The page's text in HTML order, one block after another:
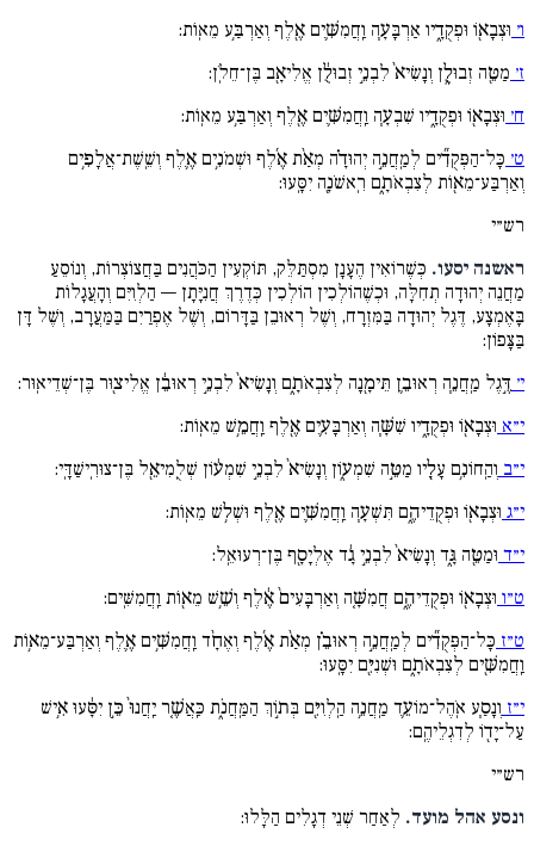
ו׳ וּצְבָא֖וֹ וּפְקֻדָ֑יו אַרְבָּעָ֧ה וַֽחֲמִשִּׁ֛ים אֶ֖לֶף וְאַרְבַּ֥ע מֵאֽוֹת:
ז׳ מַטֵּ֖ה זְבוּלֻ֑ן וְנָשִׂיא֙ לִבְנֵ֣י זְבוּלֻ֔ן אֱלִיאָ֖ב בֶּן־חֵלֹֽן:
ח׳ וּצְבָא֖וֹ וּפְקֻדָ֑יו שִׁבְעָ֧ה וַֽחֲמִשִּׁ֛ים אֶ֖לֶף וְאַרְבַּ֥ע מֵאֽוֹת:
ט׳ כָּל־הַפְּקֻדִ֞ים לְמַֽחֲנֵ֣ה יְהוּדָ֗ה מְאַ֨ת אֶ֜לֶף וּשְׁמֹנִ֥ים אֶ֛לֶף וְשֵֽׁשֶׁת־אֲלָפִ֥ים
וְאַרְבַּע־מֵא֖וֹת לְצִבְאֹתָ֑ם רִֽאשֹׁנָ֖ה יִסָּֽעוּ:
רש״י
ראשנה יסעו. כְּשֶׁרוֹאִין הֶעָנָן מִסְתַּלֵּק, תּוֹקְעִין הַכֹּהֲנִים בַּחֲצוֹצְרוֹת, וְנוֹסֵעַ
מַחֲנֵה יְהוּדָה תְחִלָּה, וּכְשֶׁהוֹלְכִין הוֹלְכִין כְּדֶרֶךְ חֲנִיָּתָן — הַלְוִיִּם וְהָעֲגָלוֹת
בָּאֶמְצָע, דֶּגֶל יְהוּדָה בַּמִּזְרָח, וְשֶׁל רְאוּבֵן בַּדָּרוֹם, וְשֶׁל אֶפְרַיִם בַּמַּעֲרָב, וְשֶׁל דָּן
בַּצָּפוֹן:
י׳ דֶּ֣גֶל מַֽחֲנֵ֧ה רְאוּבֵ֛ן תֵּימָ֖נָה לְצִבְאֹתָ֑ם וְנָשִׂיא֙ לִבְנֵ֣י רְאוּבֵ֔ן אֱלִיצ֖וּר בֶּן־שְׁדֵיאֽוּר:
י״א וּצְבָא֖וֹ וּפְקֻדָ֑יו שִׁשָּׁ֧ה וְאַרְבָּעִ֛ים אֶ֖לֶף וַֽחֲמֵ֥שׁ מֵאֽוֹת:
י״ב וְהַֽחוֹנִ֥ם עָלָ֖יו מַטֵּ֣ה שִׁמְע֑וֹן וְנָשִׂיא֙ לִבְנֵ֣י שִׁמְע֔וֹן שְׁלֻֽמִיאֵ֖ל בֶּן־צוּרִֽישַׁדָּֽי:
י״ג וּצְבָא֖וֹ וּפְקֻֽדֵיהֶ֑ם תִּשְׁעָ֧ה וַֽחֲמִשִּׁ֛ים אֶ֖לֶף וּשְׁל֥שׁ מֵאֽוֹת:
י״ד וּמַטֵּ֖ה גָּ֑ד וְנָשִׂיא֙ לִבְנֵ֣י גָ֔ד אֶלְיָסָ֖ף בֶּן־רְעוּאֵֽל:
ט״ו וּצְבָא֖וֹ וּפְקֻֽדֵיהֶ֑ם חֲמִשָּׁ֤ה וְאַרְבָּעִים֙ אֶ֔לֶף וְשֵׁ֥שׁ מֵא֖וֹת וַֽחֲמִשִּֽׁים:
ט״ז כָּל־הַפְּקֻדִ֞ים לְמַֽחֲנֵ֣ה רְאוּבֵ֗ן מְאַ֨ת אֶ֜לֶף וְאֶחָ֨ד וַֽחֲמִשִּׁ֥ים אֶ֛לֶף וְאַרְבַּע־מֵא֥וֹת
וַֽחֲמִשִּׁ֖ים לְצִבְאֹתָ֑ם וּשְׁנִיִּ֖ם יִסָּֽעוּ:
י״ז וְנָסַ֧ע אֹֽהֶל־מוֹעֵ֛ד מַֽחֲנֵ֥ה הַֽלְוִיִּ֖ם בְּת֣וֹךְ הַמַּֽחֲנֹ֑ת כַּֽאֲשֶׁ֤ר יַֽחֲנוּ֙ כֵּ֣ן יִסָּ֔עוּ אִ֥ישׁ
עַל־יָד֖וֹ לְדִגְלֵיהֶֽם:
רש״י
ונסע אהל מועד. לְאַחַר שְׁנֵי דְגָלִים הַלָּלוּ: